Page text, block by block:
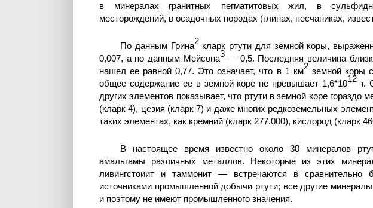
в минералах гранитных пег­матитовых жил, в
месторождений, в осадочных породах (глинах, песчаниках,
По данным Грина2кларк ртути для земной коры,
0,007, а по данным Мейсона3— 0,5. Последняя величина
нашел ее равной 0,77. Это означает, что в 1 км2земной коры
общее содержание ее в земной коре не пре­вышает 1,6*1012 т.
других элементов показывает, что ртути в земной коре гораздо
(кларк 4), цезия (кларк 7) и даже многих редкоземельных
таких элементах, как кремний (кларк 277.000), кислород (кларк
В настоящее время известно около 30 минералов
амальгамы различных металлов. Некоторые из этих
ливингстоиит и таммонит — встречаются в сравнительно
источниками промышленной добычи ртути; все другие
и поэтому не имеют промышленного значения.